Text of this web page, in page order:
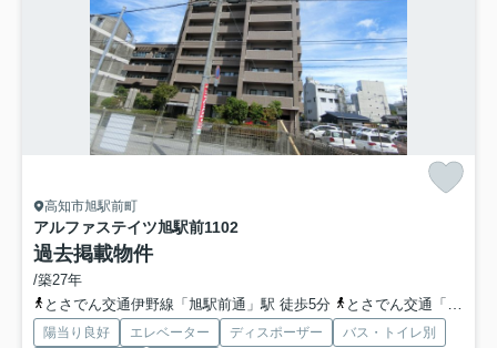
高知市旭駅前町
アルファステイツ旭駅前1102
過去掲載物件
/築27年
とさでん交通伊野線「旭駅前通」駅 徒歩5分
とさでん交通「高知旭町三丁目」バス停下車 徒歩4分
陽当り良好 エレベーター ディスポーザー
バス・トイレ別